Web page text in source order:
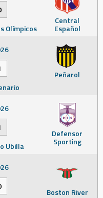
Central
Español
Olímpicos
Peñarol
Defensor
Sporting
Ubilla
Boston River